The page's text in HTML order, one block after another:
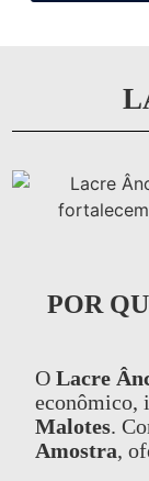
POR
O Lacre
econômico,
Malotes.
Amostra,